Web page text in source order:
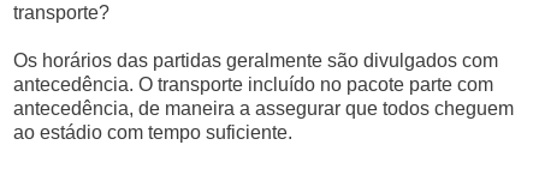
transporte?
Os horários das partidas geralmente são divulgados com
antecedência. O transporte incluído no pacote parte com
antecedência, de maneira a assegurar que todos cheguem
ao estádio com tempo suficiente.